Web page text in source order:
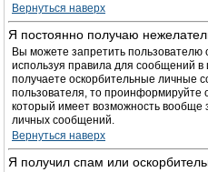
Вернуться наверх
Я постоянно получаю
Вы можете запретить
используя правила для сообщений
получаете оскорбительные личные
пользователя, то
который имеет возможность вообще
личных сообщений.
Вернуться наверх
Я получил спам или